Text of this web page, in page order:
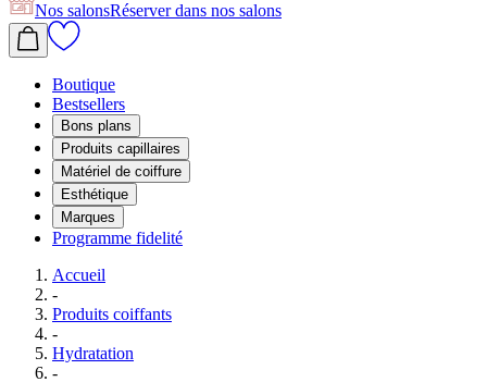
Nos salonsRéserverdans nos salons
Boutique
Bestsellers
Bons plans
Produits capillaires
Matériel de coiffure
Esthétique
Marques
Programme fidelité
Accueil
-
Produits coiffants
-
Hydratation
-